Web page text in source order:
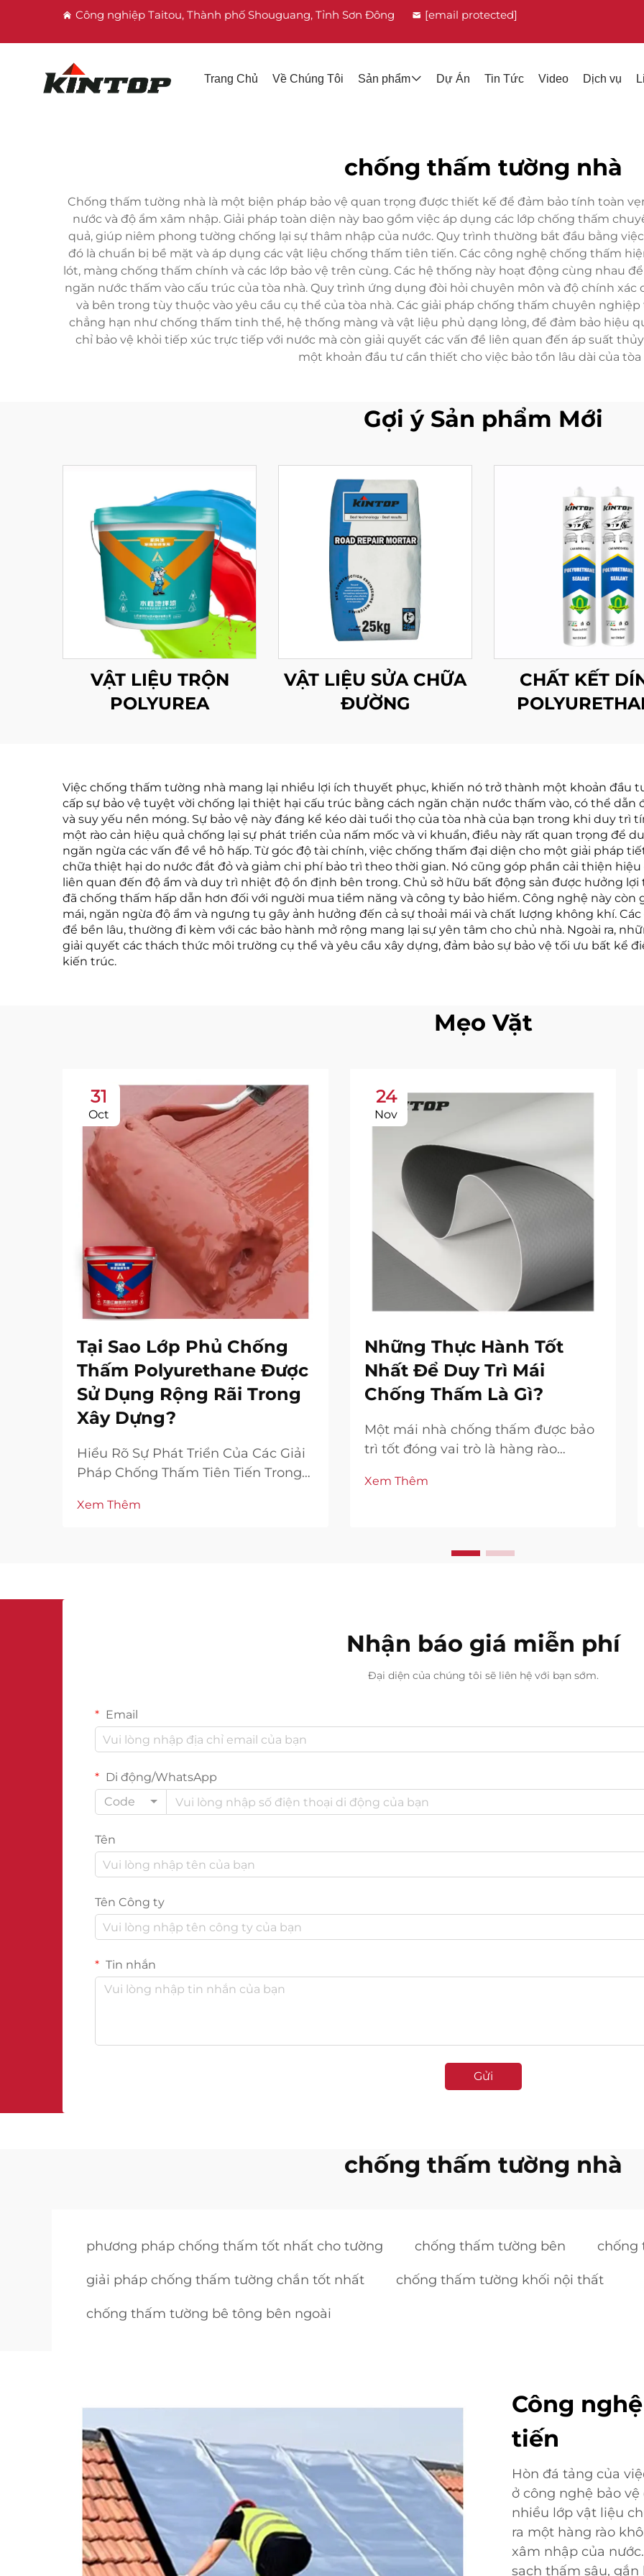
Công nghiệp Taitou, Thành phố Shouguang, Tỉnh Sơn Đông [email protected]
Trang Chủ Về Chúng Tôi Sản phẩm Dự Án Tin Tức Video Dịch vụ
chống thấm tường nhà
Chống thấm tường nhà là một biện pháp bảo vệ quan trọng được thiết kế để đảm bảo tính toàn
nước và độ ẩm xâm nhập. Giải pháp toàn diện này bao gồm việc áp dụng các lớp chống thấm
quả, giúp niêm phong tường chống lại sự thâm nhập của nước. Quy trình thường bắt đầu bằng
đó là chuẩn bị bề mặt và áp dụng các vật liệu chống thấm tiên tiến. Các công nghệ chống thấm
lót, màng chống thấm chính và các lớp bảo vệ trên cùng. Các hệ thống này hoạt động cùng nhau
ngăn nước thấm vào cấu trúc của tòa nhà. Quy trình ứng dụng đòi hỏi chuyên môn và độ chính xác
và bên trong tùy thuộc vào yêu cầu cụ thể của tòa nhà. Các giải pháp chống thấm chuyên
chẳng hạn như chống thấm tinh thể, hệ thống màng và vật liệu phủ dạng lỏng, để đảm bảo hiệu
chỉ bảo vệ khỏi tiếp xúc trực tiếp với nước mà còn giải quyết các vấn đề liên quan đến áp suất
một khoản đầu tư cần thiết cho việc bảo tồn lâu dài của tòa
Gợi ý Sản phẩm Mới
VẬT LIỆU TRỘN
POLYUREA
VẬT LIỆU SỬA CHỮA
ĐƯỜNG
CHẤT KẾT
Việc chống thấm tường nhà mang lại nhiều lợi ích thuyết phục, khiến nó trở thành một khoản đầu
cấp sự bảo vệ tuyệt vời chống lại thiệt hại cấu trúc bằng cách ngăn chặn nước thấm vào, có thể
và suy yếu nền móng. Sự bảo vệ này đáng kể kéo dài tuổi thọ của tòa nhà của bạn trong khi duy trì
một rào cản hiệu quả chống lại sự phát triển của nấm mốc và vi khuẩn, điều này rất quan trọng để
ngăn ngừa các vấn đề về hô hấp. Từ góc độ tài chính, việc chống thấm đại diện cho một giải pháp
chữa thiệt hại do nước đắt đỏ và giảm chi phí bảo trì theo thời gian. Nó cũng góp phần cải thiện
liên quan đến độ ẩm và duy trì nhiệt độ ổn định bên trong. Chủ sở hữu bất động sản được hưởng
đã chống thấm hấp dẫn hơn đối với người mua tiềm năng và công ty bảo hiểm. Công nghệ này
mái, ngăn ngừa độ ẩm và ngưng tụ gây ảnh hưởng đến cả sự thoải mái và chất lượng không khí.
để bền lâu, thường đi kèm với các bảo hành mở rộng mang lại sự yên tâm cho chủ nhà. Ngoài ra,
giải quyết các thách thức môi trường cụ thể và yêu cầu xây dựng, đảm bảo sự bảo vệ tối ưu bất kể
kiến trúc.
Mẹo Vặt
31
Oct
Tại Sao Lớp Phủ Chống
Thấm Polyurethane Được
Sử Dụng Rộng Rãi Trong
Xây Dựng?
Hiểu Rõ Sự Phát Triển Của Các Giải
Pháp Chống Thấm Tiên Tiến Trong
đã chứng kiến sự chuyển biến đáng
Xem Thêm
24
Nov
Những Thực Hành Tốt
Nhất Để Duy Trì Mái
Chống Thấm Là Gì?
Một mái nhà chống thấm được bảo
trì tốt đóng vai trò là hàng rào
do nước, bảo vệ kết cấu công trình
Xem Thêm
Nhận báo giá miễn phí
Đại diện của chúng tôi sẽ liên hệ với bạn sớm.
Email
Di động/WhatsApp
Code
Tên
Tên Công ty
Tin nhắn
Gửi
chống thấm tường nhà
phương pháp chống thấm tốt nhất cho tường chống thấm tường bên chống
giải pháp chống thấm tường chắn tốt nhất chống thấm tường khối nội thất
chống thấm tường bê tông bên ngoài
Công
tiến
Hòn đá tảng của
ở công nghệ bảo
nhiều lớp vật liệu
ra một hàng rào
xâm nhập của
sạch thấm sâu,